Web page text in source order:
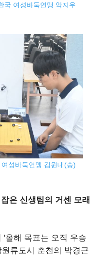
국 여성바둑연맹 악지우
성바둑연맹 김원대(승)
은 신생팀의 거센 모래
'올해 목표는 오직 우승
류도시 춘천의 박경근